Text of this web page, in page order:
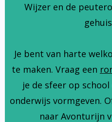
Wijzer en de
Je bent van harte
te maken. Vraag een
je de sfeer op
onderwijs vormgeven.
naar Avonturijn